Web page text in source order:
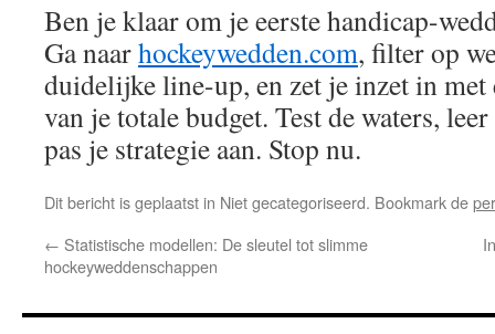
Ben je klaar om je eerste handicap-
Ga naarhockeywedden.com, filter op
duidelijke line-up, en zet je inzet in met
van je totale budget. Test de waters,
pas je strategie aan. Stop nu.
Dit bericht is geplaatst in Niet gecategoriseerd. Bookmark de
← Statistische modellen: De sleutel tot slimme
hockeyweddenschappen